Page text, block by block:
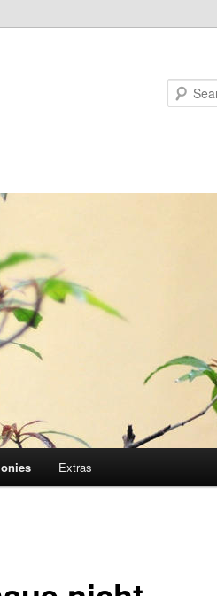
Extras